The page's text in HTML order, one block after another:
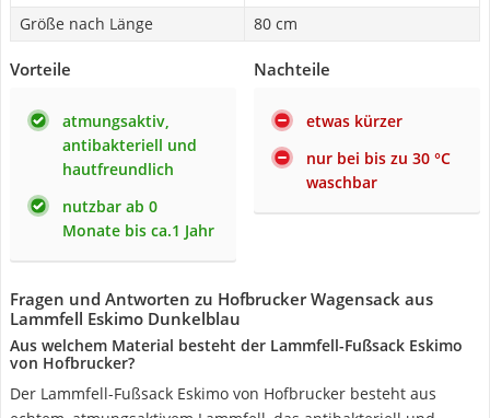
Größe nach Länge
80 cm
Vorteile
atmungsaktiv,
antibakteriell und
hautfreundlich
nutzbar ab 0
Monate bis ca.1 Jahr
Nachteile
etwas kürzer
nur bei bis zu 30 °C
waschbar
Fragen und Antworten zu Hofbrucker Wagensack aus
Lammfell Eskimo Dunkelblau
Aus welchem Material besteht der Lammfell-Fußsack Eskimo
von Hofbrucker?
Der Lammfell-Fußsack Eskimo von Hofbrucker besteht aus